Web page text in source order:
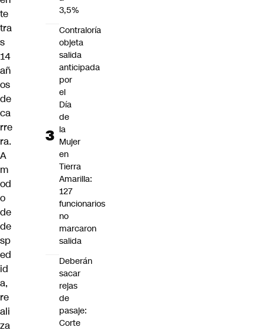
te
tra
s
14
añ
os
de
ca
rre
ra.
A
m
od
o
de
de
sp
ed
id
a,
re
ali
za
3,5%
Contraloría
objeta
salida
anticipada
por
el
Día
de
la
Mujer
en
Tierra
Amarilla:
127
funcionarios
no
marcaron
salida
Deberán
sacar
rejas
de
pasaje:
Corte